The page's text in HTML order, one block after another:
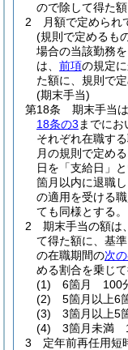
ので除して得た額
2
月額で定められ
(規則で定めるも
場合の当該勤務
は、 前項の規定に
た額に、規則で
(期末手当)
第18条
期末手当
18条の3 までに
それぞれ在職す
月の規則で定め
日を「支給日」
箇月以内に退職
の適用を受ける
ても同様とする。
2
期末手当の額は
て得た額に、基
の在職期間の次
める割合を乗じて
(1)
6箇月 100
(2)
5箇月以上6
(3)
3箇月以上5
(4)
3箇月未満
3
定年前再任用短